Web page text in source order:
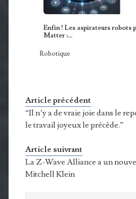
Enfin ! Les aspirateurs robots
Matter :…
Robotique
Article précédent
“Il n’y a de vraie joie dans le
le travail joyeux le précède.”
Article suivrant
La Z-Wave Alliance a un
Mitchell Klein